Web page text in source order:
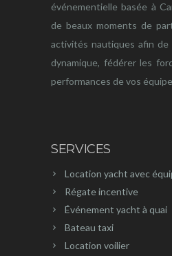
événementielle basée à
de beaux moments de
activités nautiques afin de
dynamique, fédérer les
performances de vos
SERVICES
Location yacht avec
Régate incentive
Événement yacht à quai
Bateau taxi
Location voilier